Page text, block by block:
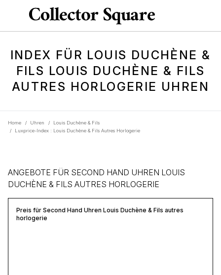
INDEX FÜR LOUIS DUCHÈNE &
FILS LOUIS DUCHÈNE & FILS
AUTRES HORLOGERIE UHREN
Home / Uhren /
Louis Duchène & Fils
/
Luxprice-Index : Louis Duchène & Fils Autres Horlogerie
ANGEBOTE FÜR SECOND HAND UHREN LOUIS
DUCHÈNE & FILS AUTRES HORLOGERIE
Preis für Second Hand Uhren Louis Duchène & Fils autres
horlogerie